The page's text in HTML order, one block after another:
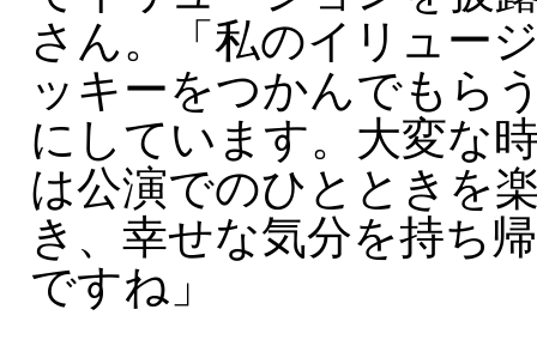
さん。「私のイリュー
ッキーをつかんでもら
にしています。大変な
は公演でのひとときを
き、幸せな気分を持ち
ですね」